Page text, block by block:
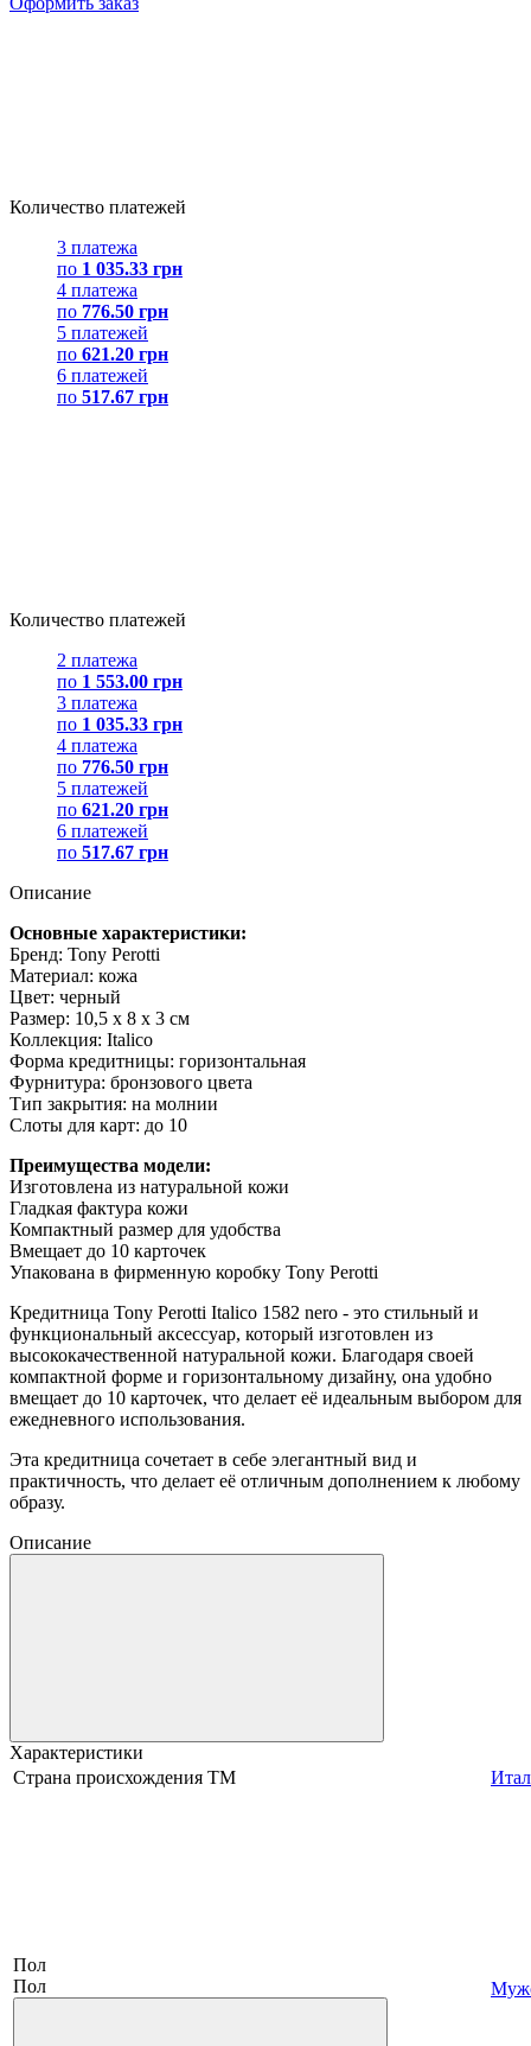
Количество платежей
3 платежа
по 1 035.33 грн
4 платежа
по 776.50 грн
5 платежей
по 621.20 грн
6 платежей
по 517.67 грн
Количество платежей
2 платежа
по 1 553.00 грн
3 платежа
по 1 035.33 грн
4 платежа
по 776.50 грн
5 платежей
по 621.20 грн
6 платежей
по 517.67 грн
Описание
Основные характеристики:
Бренд: Tony Perotti
Материал: кожа
Цвет: черный
Размер: 10,5 х 8 х 3 см
Коллекция: Italico
Форма кредитницы: горизонтальная
Фурнитура: бронзового цвета
Тип закрытия: на молнии
Слоты для карт: до 10
Преимущества модели:
Изготовлена из натуральной кожи
Гладкая фактура кожи
Компактный размер для удобства
Вмещает до 10 карточек
Упакована в фирменную коробку Tony Perotti
Кредитница Tony Perotti Italico 1582 nero - это стильный и
функциональный аксессуар, который изготовлен из
высококачественной натуральной кожи. Благодаря своей
компактной форме и горизонтальному дизайну, она удобно
вмещает до 10 карточек, что делает её идеальным выбором для
ежедневного использования.
Эта кредитница сочетает в себе элегантный вид и
практичность, что делает её отличным дополнением к любому
образу.
Описание
Характеристики
Страна происхождения ТМ
Пол
Пол